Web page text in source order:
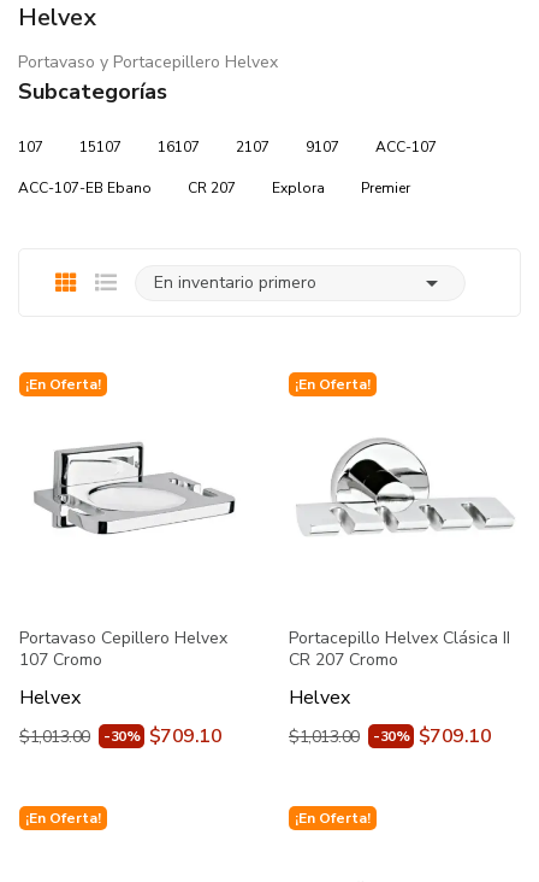
Helvex
Portavaso y Portacepillero Helvex
Subcategorías
107 15107 16107 2107 9107 ACC-107
ACC-107-EB Ebano CR 207 Explora Premier
En inventario primero 
¡En Oferta!
Portavaso Cepillero Helvex
107 Cromo
Helvex
$1,013.00 -30% $709.10
¡En Oferta!
Portacepillo Helvex Clásica II
CR 207 Cromo
Helvex
$1,013.00 -30% $709.10
¡En Oferta! ¡En Oferta!